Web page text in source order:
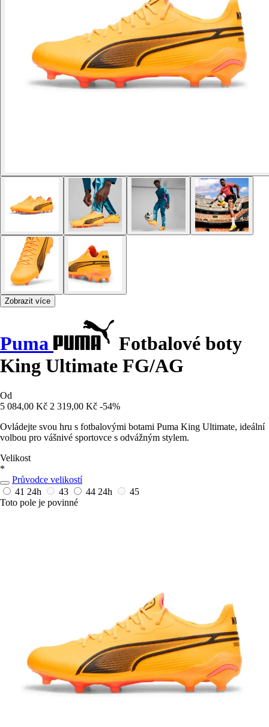
Zobrazit více
Puma
Fotbalové boty
King Ultimate FG/AG
Od
5 084,00 Kč 2 319,00 Kč -54%
Ovládejte svou hru s fotbalovými botami Puma King Ultimate, ideální
volbou pro vášnivé sportovce s odvážným stylem.
Velikost
*
Průvodce velikostí
41 24h 43 44 24h
45
Toto pole je povinné